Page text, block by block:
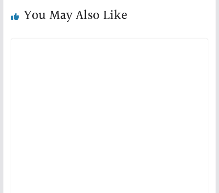
You May Also Like